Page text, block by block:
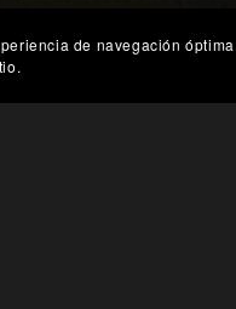
Neón Barroco: Sinfonía
en la Metrópolis
€238.54
de navegación